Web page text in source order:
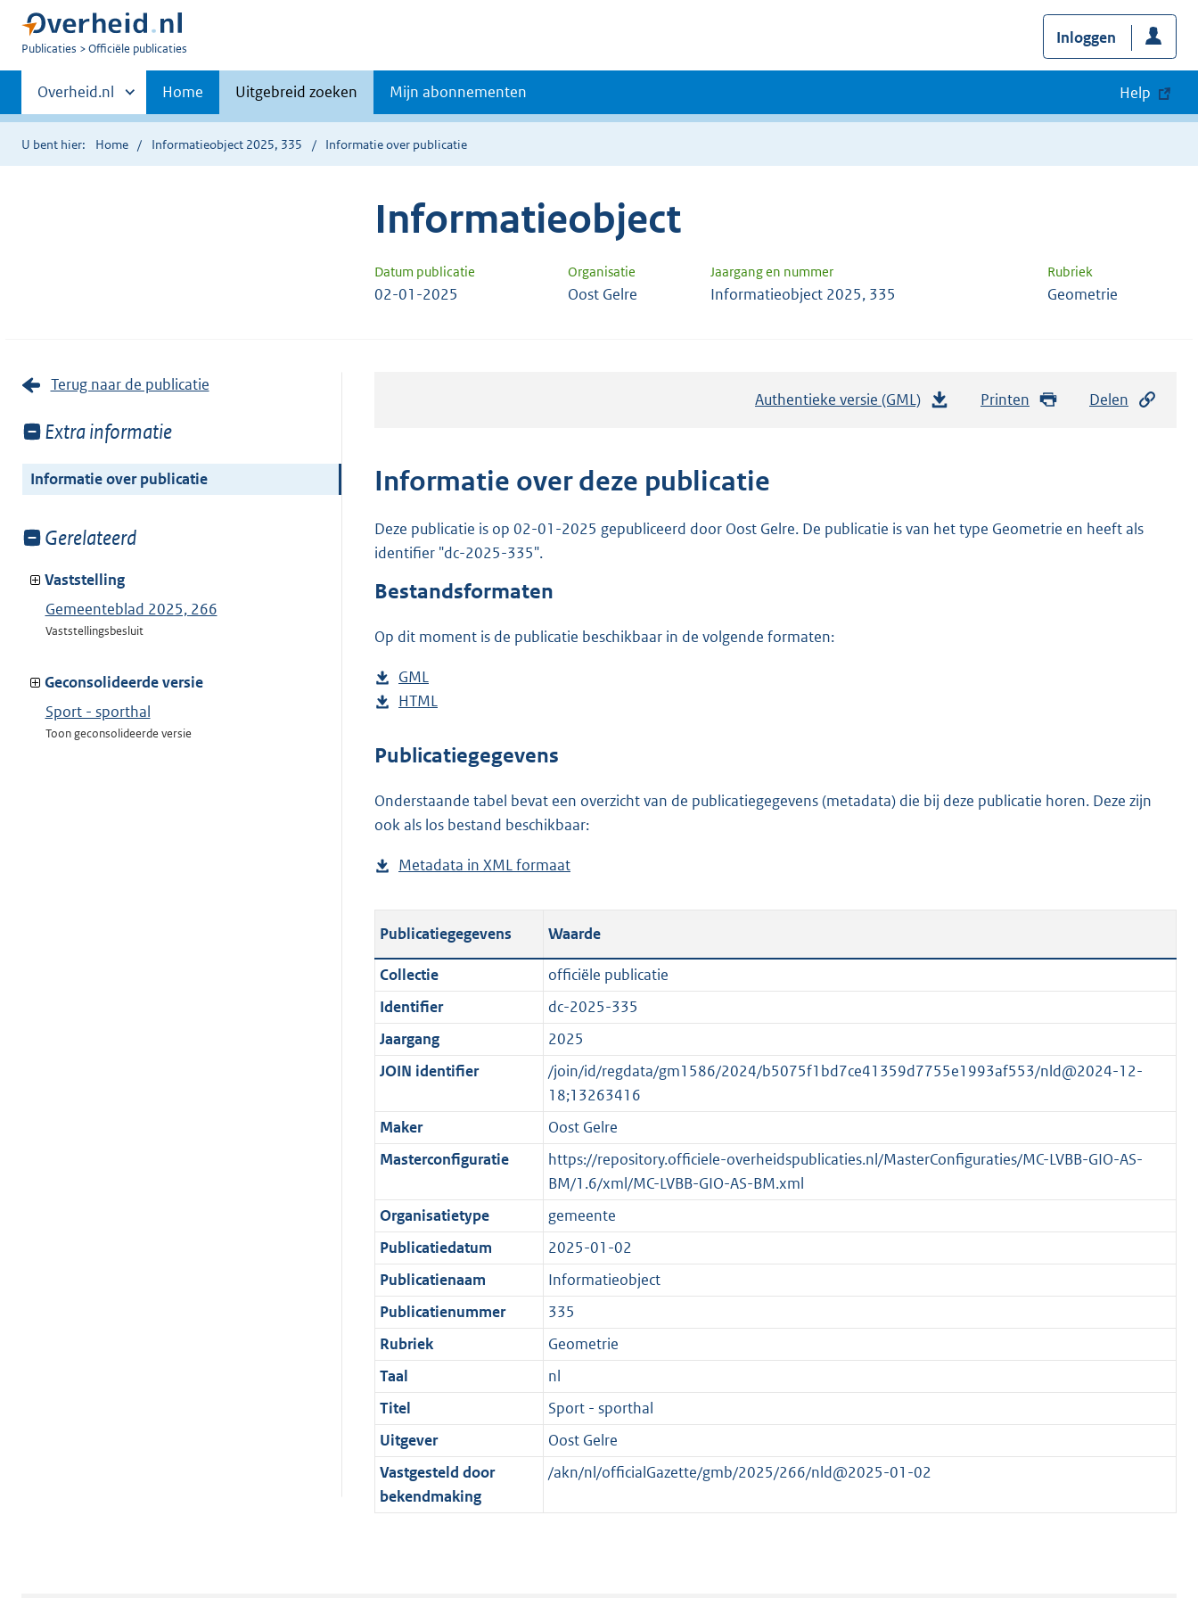
U
Publicaties Officiële publicaties
Inloggen
Primaire
navigatie
Andere
sites
binnen
Overheid.nl Home Uitgebreid zoeken Mijn abonnementen Help
U bent hier: Home Informatieobject 2025, 335 Informatie over publicatie
Informatieobject
Datum publicatie Organisatie Jaargang en nummer Rubriek
02-01-2025 Oost Gelre Informatieobject 2025, 335 Geometrie
Terug naar de publicatie
Toon
van:
Extra informatie
Informatie over publicatie
Toon
van:
Gerelateerd
Vaststelling
Gemeenteblad 2025, 266
Vaststellingsbesluit
Geconsolideerde versie
Sport - sporthal
Toon geconsolideerde versie
Authentieke versie (GML)
K
Printen Delen
Informatie over deze publicatie
Deze publicatie is op 02-01-2025 gepubliceerd door Oost Gelre. De publicatie is van het type Geometrie en heeft als
identifier "dc-2025-335".
Bestandsformaten
Op dit moment is de publicatie beschikbaar in de volgende formaten:
D
o
n
o
a
p
l
i
c
a
t
i
i
n
f
r
m
a
a
t
GML
e
t
n
d
g
o
t
t
e
:
2
b
D
w
l
o
d
b
l
i
c
a
t
e
i
n
o
r
m
a
a
t
HTML
s
a
n
s
o
o
t
t
e
:
n
e
e
n
d
Publicatiegegevens
Onderstaande tabel bevat een overzicht van de publicatiegegevens (metadata) die bij deze publicatie horen. Deze zijn
ook als los bestand beschikbaar:
Metadata in XML formaat
s
t
a
n
d
s
g
r
o
o
t
t
e
:
2
K
b
Publicatiegegevens Waarde
Collectie
officiële publicatie
Identifier
dc-2025-335
Jaargang
2025
JOIN identifier
/join/id/regdata/gm1586/2024/b5075f1bd7ce41359d7755e1993af553/nld@2024-12-
18;13263416
Maker
Oost Gelre
Masterconfiguratie
https://repository.officiele-overheidspublicaties.nl/MasterConfiguraties/MC-LVBB-GIO-AS-
BM/1.6/xml/MC-LVBB-GIO-AS-BM.xml
Organisatietype
gemeente
Publicatiedatum
2025-01-02
Publicatienaam
Informatieobject
Publicatienummer
335
Rubriek
Geometrie
Taal
nl
Titel
Sport - sporthal
Uitgever
Oost Gelre
Vastgesteld door
bekendmaking
/akn/nl/officialGazette/gmb/2025/266/nld@2025-01-02